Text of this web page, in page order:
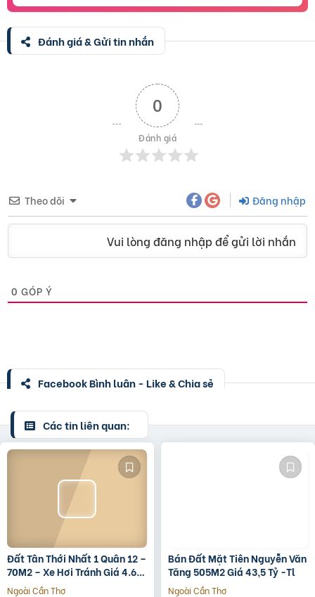
Đánh giá & Gửi tin nhắn
0
Đánh giá
Theo dõi Đăng nhập
Vui lòng đăng nhập để gửi lời nhắn
0 GÓP Ý
Facebook Bình luận - Like & Chia sẻ
Các tin liên quan:
Đất Tân Thới Nhất 1 Quân 12 –
70M2 – Xe Hơi Tránh Giá 4.6
Tỷ – Shr
Ngoài Cần Thơ
Bán Đất Mặt Tiên Nguyễn Văn
Tăng 505M2 Giá 43,5 Tỷ -Tl
Ngoài Cần Thơ